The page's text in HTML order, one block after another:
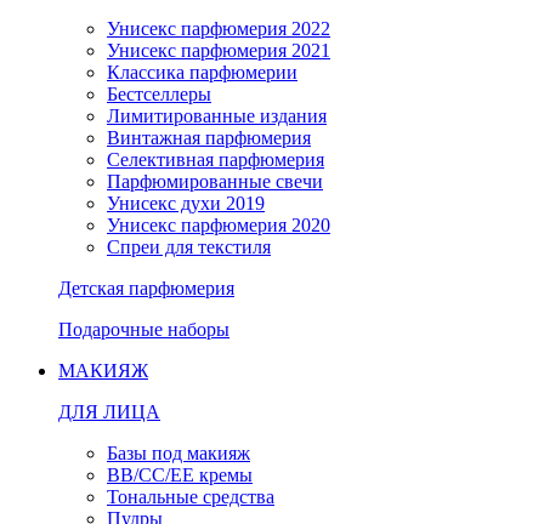
Унисекс парфюмерия 2022
Унисекс парфюмерия 2021
Классика парфюмерии
Бестселлеры
Лимитированные издания
Винтажная парфюмерия
Селективная парфюмерия
Парфюмированные свечи
Унисекс духи 2019
Унисекс парфюмерия 2020
Спреи для текстиля
Детская парфюмерия
Подарочные наборы
МАКИЯЖ
ДЛЯ ЛИЦА
Базы под макияж
BB/CC/EE кремы
Тональные средства
Пудры